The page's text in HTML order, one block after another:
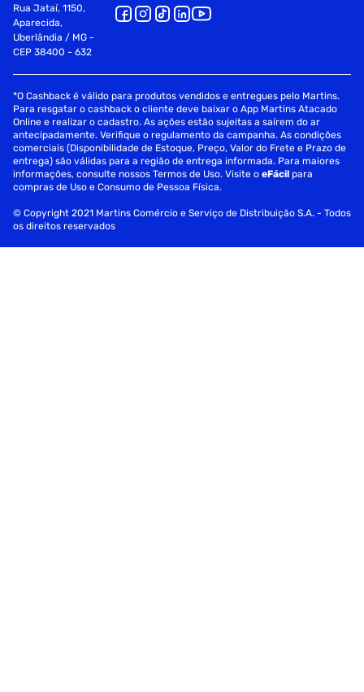
Rua Jataí, 1150,
Aparecida,
Uberlândia / MG -
CEP 38400 - 632
*O Cashback é válido para produtos vendidos e entregues pelo Martins.
Para resgatar o cashback o cliente deve baixar o App Martins Atacado
Online e realizar o cadastro. As ações estão sujeitas a saírem do ar
antecipadamente. Verifique o regulamento da campanha. As condições
comerciais (Disponibilidade de Estoque, Preço, Valor do Frete e Prazo de
entrega) são válidas para a região de entrega informada. Para maiores
informações, consulte nossos Termos de Uso. Visite oeFácil para
compras de Uso e Consumo de Pessoa Física.
© Copyright 2021 Martins Comércio e Serviço de Distribuição S.A. - Todos
os direitos reservados